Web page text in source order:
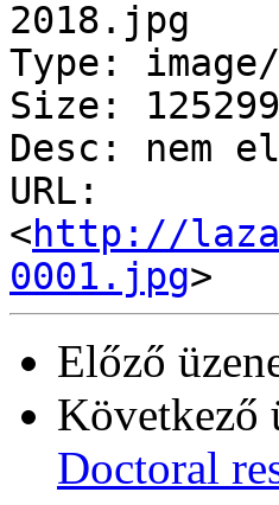
2018.jpg
Type:
Size:
Desc: nem
URL:
<http://
0001.jpg
Előző
Következő
Doctoral